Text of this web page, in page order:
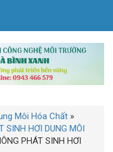
Môi Hóa Chất »
SINH HƠI DUNG MÔI
PHÁT SINH HƠI